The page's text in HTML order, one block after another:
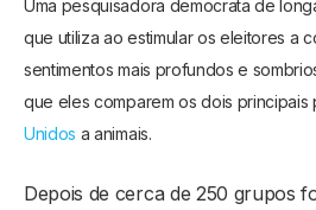
Uma pesquisadora democrata de
que utiliza ao estimular os eleitores a
sentimentos mais profundos e
que eles comparem os dois principais
Unidos a animais.
Depois de cerca de 250 grupos